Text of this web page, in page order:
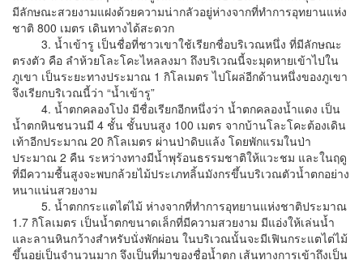
มีลักษณะสวยงามแฝงด้วยความน่ากลัวอยู่ห่างจากที่ทำการอุทยานแห่ง
ชาติ 800 เมตร เดินทางได้สะดวก
3. น้ำเข้ารู เป็นชื่อที่ชาวเขาใช้เรียกชื่อบริเวณหนึ่ง ที่มีลักษณะ
ตรงตัว คือ ลำห้วยโละโคะไหลลงมา ถึงบริเวณนี้จะมุดหายเข้าไปใน
ภูเขา เป็นระยะทางประมาณ 1 กิโลเมตร ไปโผล่อีกด้านหนึ่งของภูเขา
จึงเรียกบริเวณนี้ว่า “น้ำเข้ารู”
4. น้ำตกคลองโป่ง มีชื่อเรียกอีกหนึ่งว่า น้ำตกคลองน้ำแดง เป็น
น้ำตกหินชนวนมี 4 ชั้น ชั้นบนสูง 100 เมตร จากบ้านโละโคะต้องเดิน
เท้าอีกประมาณ 20 กิโลเมตร ผ่านป่าดิบแล้ง โดยพักแรมในป่า
ประมาณ 2 คืน ระหว่างทางมีน้ำพุร้อนธรรมชาติให้แวะชม และในฤดู
ที่มีความชื้นสูงจะพบกล้วยไม้ประเภทลิ้นมังกรขึ้นบริเวณตัวน้ำตกอย่าง
หนาแน่นสวยงาม
5. น้ำตกกระแตไต่ไม้ ห่างจากที่ทำการอุทยานแห่งชาติประมาณ
1.7 กิโลเมตร เป็นน้ำตกขนาดเล็กที่มีความสวยงาม มีแอ่งให้เล่นน้ำ
และลานหินกว้างสำหรับนั่งพักผ่อน ในบริเวณนั้นจะมีเฟินกระแตไต่ไม้
ขึ้นอยู่เป็นจำนวนมาก จึงเป็นที่มาของชื่อน้ำตก เส้นทางการเข้าถึงเป็น